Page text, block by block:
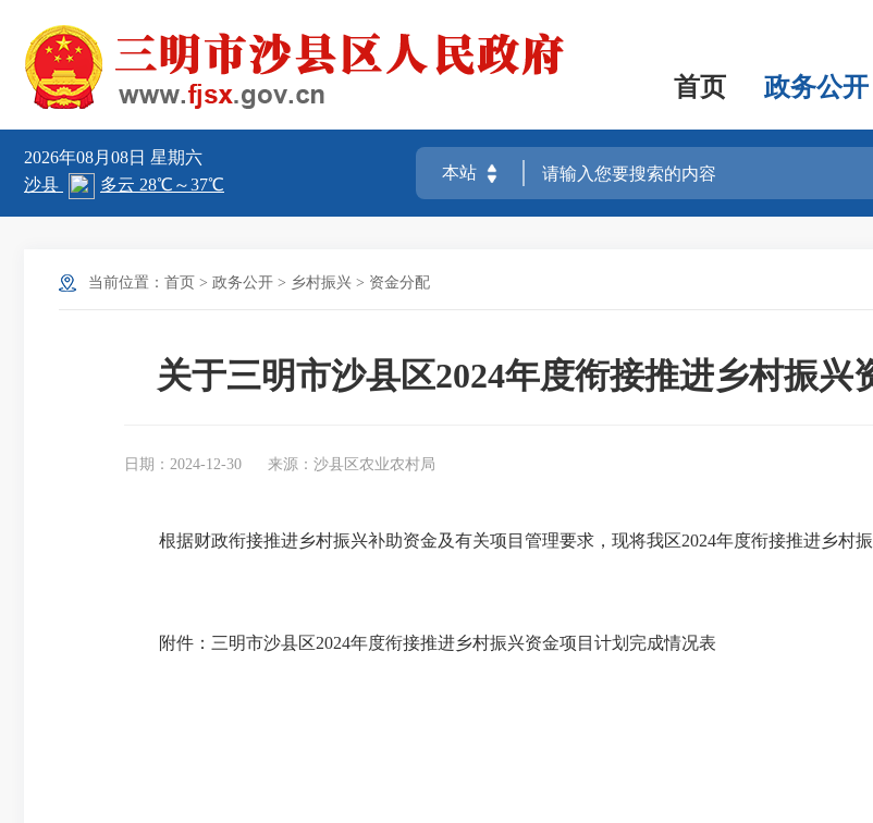
首页 政务公开
2026年08月08日 星期六
当前位置： 首页 > 政务公开 > 乡村振兴 > 资金分配
关于三明市沙县区2024年度衔接推进乡村振
日期：2024-12-30 来源：沙县区农业农村局
根据财政衔接推进乡村振兴补助资金及有关项目管理要求，现将我区2024年度衔接推进乡村
附件：三明市沙县区2024年度衔接推进乡村振兴资金项目计划完成情况表